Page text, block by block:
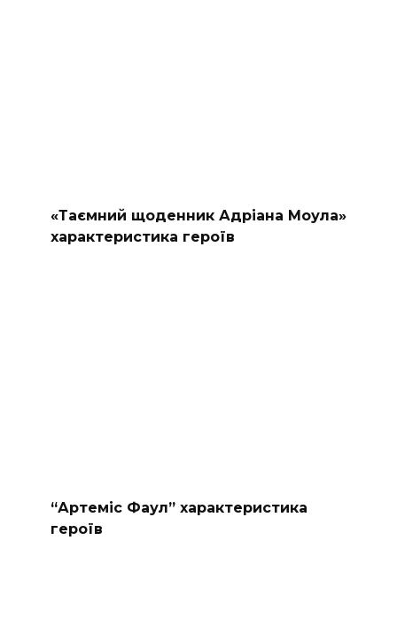
«Таємний щоденник Адріана Моула»
характеристика героїв
“Артеміс Фаул” характеристика
героїв